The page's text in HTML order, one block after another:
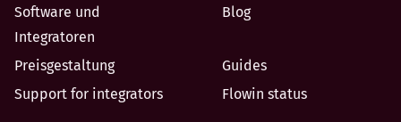
Software und
Integratoren
Blog
Preisgestaltung
Guides
Support for integrators
Flowin status